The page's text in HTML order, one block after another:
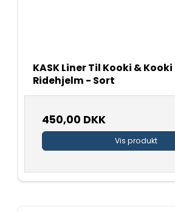
KASK Liner Til Kooki &
Ridehjelm - Sort
450,00 DKK
Vis produkt